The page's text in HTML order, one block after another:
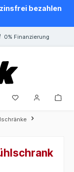
bezahlen
0% Finanzierung